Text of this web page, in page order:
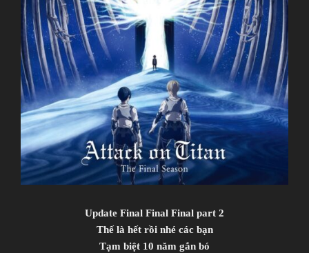
Update Final Final Final part 2
Thế là hết rồi nhé các bạn
Tạm biệt 10 năm gắn bó